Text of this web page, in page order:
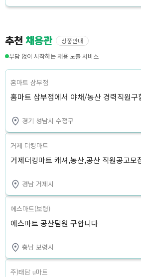
추천 채용관
상품안내
부담 없이 시작하는 채용 노출 서비스
홈마트 삼부점
홈마트 삼부점에서 야채/농산 경력직원구
경기 성남시 수정구
거제 더킹마트
거제더킹마트 캐셔,농산,공산 직원공고모
경남 거제시
에스마트(보령)
에스마트 공산팀원 구합니다
충남 보령시
주)태담 u마트